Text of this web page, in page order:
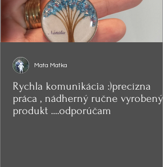
Rychla komunikácia :)precízna
práca , nádherný ručne vyrobený
produkt ....odporúčam
Mata Matka